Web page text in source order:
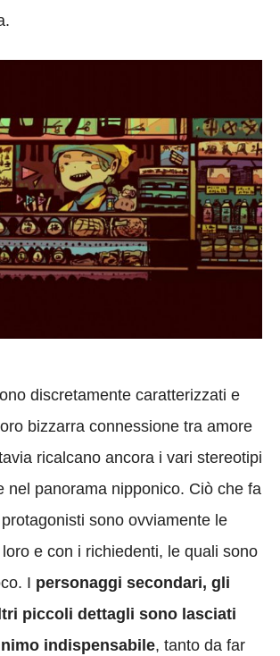
discretamente caratterizzati e
bizzarra connessione tra amore
ricalcano ancora i vari stereotipi
nel panorama nipponico. Ciò che fa
sono ovviamente le
e con i richiedenti, le quali sono
I personaggi secondari, gli
piccoli dettagli sono lasciati
indispensabile, tanto da far